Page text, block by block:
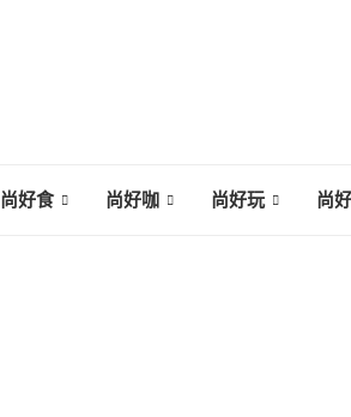
尚好食 尚好咖 尚好玩 尚